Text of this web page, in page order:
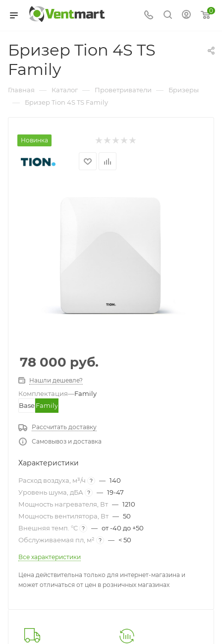
0
Бризер Tion 4S TS
Family
Главная — Каталог — Проветриватели — Бризеры
— Бризер Tion 4S TS Family
Новинка
78 000 руб.
Нашли дешевле?
Комплектация—Family
BaseFamily
Рассчитать доставку
Самовывоз и доставка
Характеристики
Расход воздуха, м³/ч ? — 140
Уровень шума, дБА
? — 19-47
Мощность нагревателя, Вт — 1210
Мощность вентилятора, Вт — 50
Внешняя темп. °C ? — от -40 до +50
Обслуживаемая пл, м²
? — < 50
Все характеристики
Цена действительна только для интернет-магазина и
может отличаться от цен в розничных магазинах